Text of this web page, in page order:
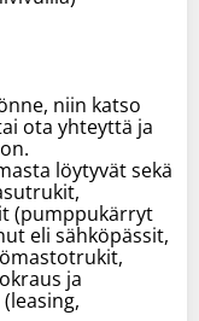
niin katso
ota yhteyttä ja
löytyvät sekä
(pumppukärryt
eli sähköpässit,
ja